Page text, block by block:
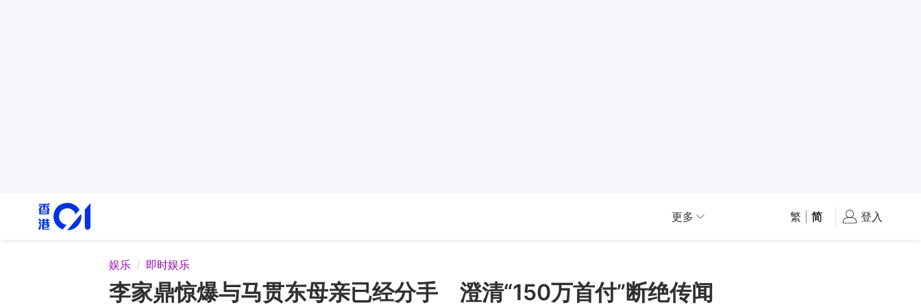
更多 繁 简 登入
娱乐 即时娱乐
李家鼎惊爆与马贯东母亲已经分手 澄清“150万首付”断绝传闻